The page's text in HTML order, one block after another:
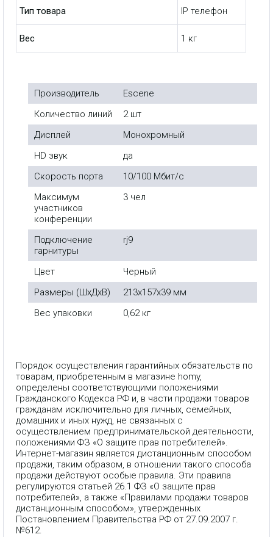
Тип товара IP телефон
Вес 1 кг
Производитель
Escene
Количество линий
2 шт
Дисплей
Монохромный
HD звук
да
Скорость порта
10/100 Мбит/с
Максимум
участников
конференции
3 чел
Подключение
гарнитуры
rj9
Цвет
Черный
Размеры (ШxДxВ)
213x157x39 мм
Вес упаковки
0,62 кг
Порядок осуществления гарантийных обязательств по
товарам, приобретенным в магазине homy,
определены соответствующими положениями
Гражданского Кодекса РФ и, в части продажи товаров
гражданам исключительно для личных, семейных,
домашних и иных нужд, не связанных с
осуществлением предпринимательской деятельности,
положениями ФЗ «О защите прав потребителей».
Интернет-магазин является дистанционным способом
продажи, таким образом, в отношении такого способа
продажи действуют особые правила. Эти правила
регулируются статьей 26.1 ФЗ «О защите прав
потребителей», а также «Правилами продажи товаров
дистанционным способом», утвержденных
Постановлением Правительства РФ от 27.09.2007 г.
№612.